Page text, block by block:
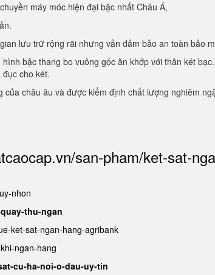
máy móc hiện đại bậc nhất Châu Á,
lưu trữ rộng rãi nhưng vẫn đảm bảo an toàn bảo
bậc thang bo vuông góc ăn khớp với thân két
cho két.
châu âu và được kiểm định chất lượng nghiêm
san-pham/ket-sat-
nhon
thu-ngan
ket-sat-ngan-hang-agribank
ngan-hang
cu-ha-noi-o-dau-uy-tin